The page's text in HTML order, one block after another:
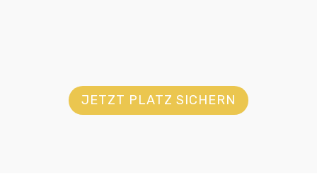
JETZT PLATZ SICHERN